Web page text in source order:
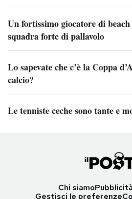
Un fortissimo giocatore di
squadra forte di pallavolo
Lo sapevate che c’è la Coppa
calcio?
Le tenniste ceche sono tante e
Chi siamoPubblicità
Gestisci le preferenze